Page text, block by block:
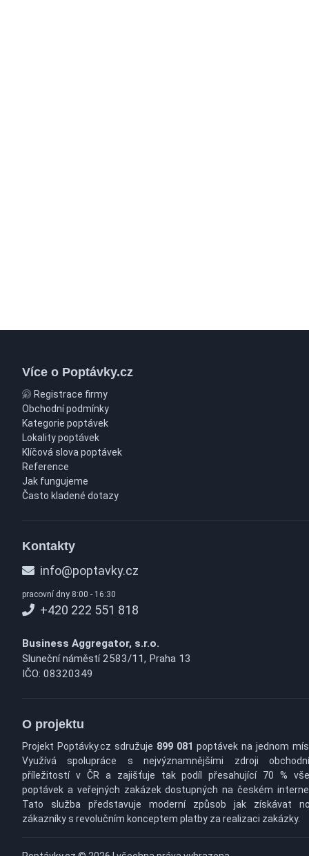
Více o Poptávky.cz
Registrace firmy
Obchodní podmínky
Kategorie poptávek
Lokality poptávek
Klíčová slova poptávek
Reference
Jak fungujeme
Často kladené dotazy
Kontakty
info@poptavky.cz
pracovní dny 8:00 - 16:30
+420 222 551 818
Business Aggregator, s.r.o.
Sluneční náměstí 2583/11, Praha 13
IČO: 08320349
O projektu
Projekt Poptávky.cz sdružuje 899 081 poptávek na jednom
Využívá spolupráce s nejvýznamnějšími zdroji
příležitostí v ČR a zajišťuje tak podíl přesahující 70 %
poptávek a veřejných zakázek dostupných na českém
Tato služba představuje moderní způsob jak získávat
zákazníky s revolučním konceptem platby za realizaci zakázky.